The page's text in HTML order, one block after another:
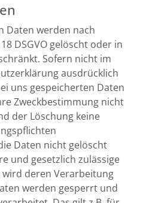
Daten werden nach
DSGVO gelöscht oder in
Sofern nicht im
ausdrücklich
uns gespeicherten Daten
Zweckbestimmung nicht
der Löschung keine
Daten nicht gelöscht
und gesetzlich zulässige
deren Verarbeitung
werden gesperrt und